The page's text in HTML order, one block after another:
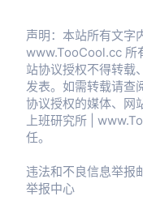
声明：本站所有文字
www.TooCool.cc 所
站协议授权不得转载
发表。如需转载请查
协议授权的媒体、网
上班研究所 |
任。
违法和不良信息举报
举报中心